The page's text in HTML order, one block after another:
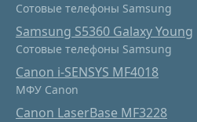
Сотовые телефоны Samsung
Samsung S5360 Galaxy Young
Сотовые телефоны Samsung
Canon i-SENSYS MF4018
МФУ Canon
Canon LaserBase MF3228